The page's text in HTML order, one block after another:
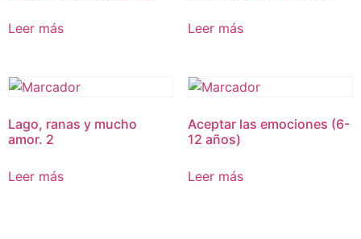
Leer más Leer más
Lago, ranas y mucho
amor. 2
Leer más
Aceptar las emociones (6-
12 años)
Leer más